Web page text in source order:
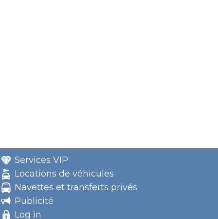
Services VIP
Locations de véhicules
Navettes et transferts privés
Publicité
Log in